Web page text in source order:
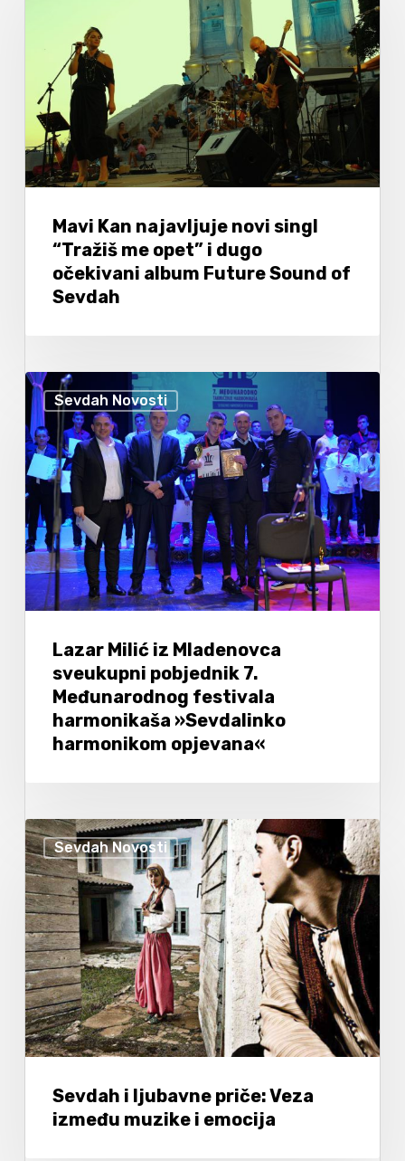
Mavi Kan najavljuje novi singl
“Tražiš me opet” i dugo
očekivani album Future Sound of
Sevdah
Sevdah Novosti
Lazar Milić iz Mladenovca
sveukupni pobjednik 7.
Međunarodnog festivala
harmonikaša »Sevdalinko
harmonikom opjevana«
Sevdah Novosti
Sevdah i ljubavne priče: Veza
između muzike i emocija